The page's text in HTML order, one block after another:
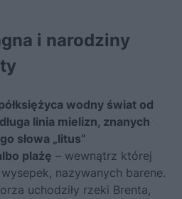
i narodziny
wodny świat od
linia mielizn, znanych
słowa „litus”
plażę – wewnątrz której
nazywanych barene.
uchodziły rzeki Brenta,